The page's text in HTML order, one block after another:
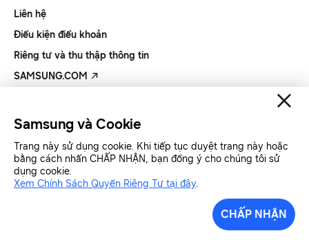
Liên hệ
Điều kiện điều khoản
Riêng tư và thu thập thông tin
SAMSUNG.COM
Samsung Việt Nam Samsung Xin chào
Samsung và Cookie
Trang này sử dụng cookie. Khi tiếp tục duyệt trang này hoặc
bằng cách nhấn CHẤP NHẬN, bạn đồng ý cho chúng tôi sử
dụng cookie.
Xem Chính Sách Quyền Riêng Tư tại đây.
CHẤP NHẬN